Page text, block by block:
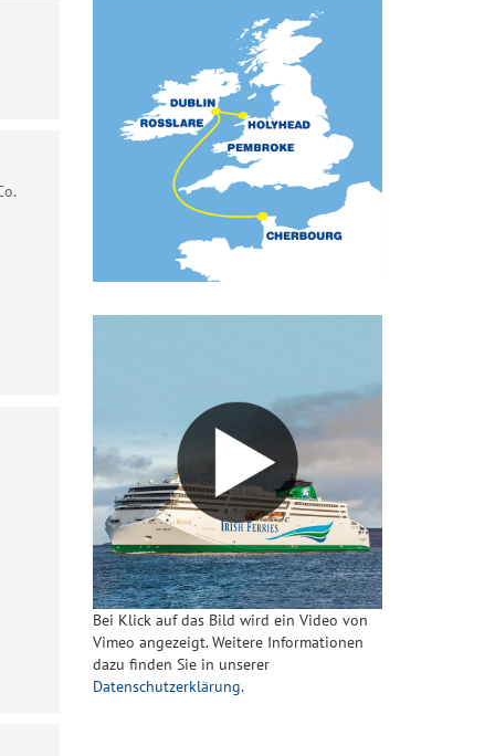
Bei Klick auf das Bild wird ein Video von
Vimeo angezeigt. Weitere Informationen
dazu finden Sie in unserer
Datenschutzerklärung.